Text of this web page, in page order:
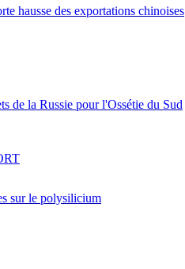
hausse des exportations chinoises
de la Russie pour l'Ossétie du Sud
sur le polysilicium